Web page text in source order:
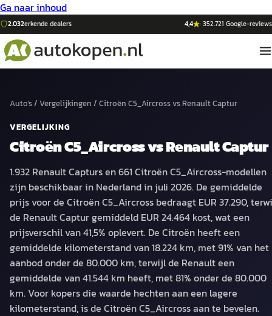
Ga naar inhoud
2.032erkende dealers 4,4 ·352.721 Google-reviews
Auto's/ Vergelijkingen / Citroën C5_AircrossvsRenault Captur
VERGELIJKING
Citroën C5_AircrossvsRenault Captur
1.932 Renault Capturs en 661 Citroën C5_Aircross-modellen
zijn beschikbaar in Nederland in juli 2026. De gemiddelde
prijs voor de Citroën C5_Aircross bedraagt EUR 37.290,
de Renault Captur gemiddeld EUR 24.464 kost, wat een
prijsverschil van 41,5% oplevert. De Citroën heeft een
gemiddelde kilometerstand van 18.224 km, met 91% van het
aanbod onder de 80.000 km, terwijl de Renault een
gemiddelde van 41.544 km heeft, met 81% onder de 80.000
km. Voor kopers die waarde hechten aan een lagere
kilometerstand, is de Citroën C5_Aircross aan te bevelen.